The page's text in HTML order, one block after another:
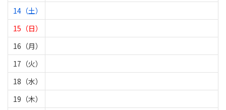
14（土）
15（日）
16（月）
17（火）
18（水）
19（木）